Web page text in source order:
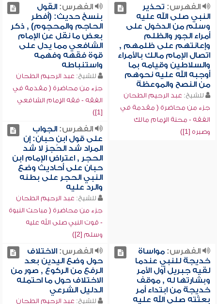
الفهرس: تحذير
النبي صلى الله عليه
وسلم من الدخول على
أمراء الجور والظلم
وإعانتهم على ظلمهم ,
اتصال الإمام مالك بالأمراء
والسلاطين وقيامه بما
أوجبه الله عليه نحوهم
من النصح والموعظة
للشيخ: عبد الرحيم الطحان
جزء من محاضرة ( مقدمة في
الفقه - محنة الإمام مالك
وصبره [1])
الفهرس:القول
بنسخ حديث: (أفطر
الحاجم والمحجوم) , ذكر
بعض ما نقل عن الإمام
الشافعي مما يدل على
قوة فقهه وفهمه
واستنباطه
للشيخ: عبد الرحيم الطحان
جزء من محاضرة ( مقدمة في
الفقه - فقه الإمام الشافعي
[1])
الفهرس:الجواب
على قول ابن حبان: إن
المراد شد الحُجز لا شد
الحجر , اعتراض الإمام ابن
حبان على أحاديث وضع
النبي الحجر على بطنه
والرد عليه
للشيخ: عبد الرحيم الطحان
جزء من محاضرة ( مباحث النبوة
- قوت النبي صلى الله عليه
وسلم [2])
الفهرس:مواساة
خديجة للنبي عندما
لقيه جبريل أول الأمر
وبشارتها له , موقف
خديجة من ابتداء أمر
بعثته صلى الله عليه
الفهرس:الاختلاف
حول وضع اليدين بعد
الرفع من الركوع , صور من
الاختلاف حول ما احتمله
الدليل الشرعي
للشيخ: عبد الرحيم الطحان